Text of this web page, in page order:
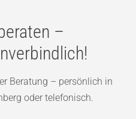
–
Beratung – persönlich in
oder telefonisch.